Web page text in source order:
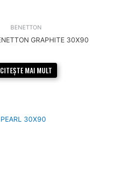
BENETTON
GRAPHITE 30X90
CITEȘTE MAI MULT